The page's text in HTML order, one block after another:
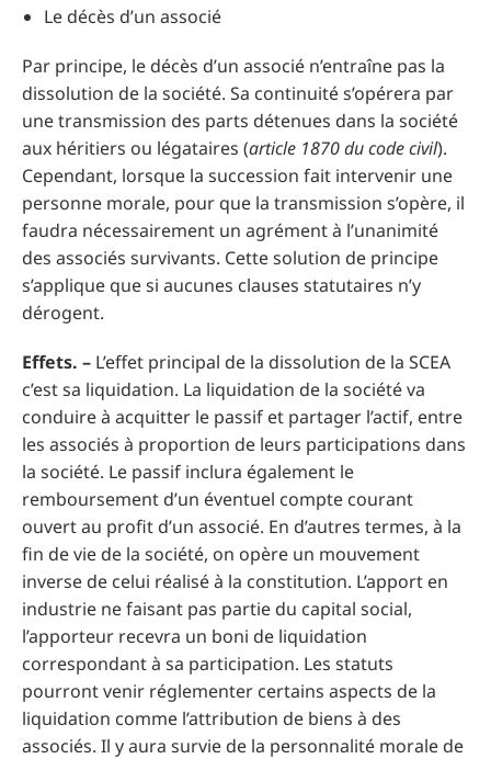
Le décès d’un associé
Par principe, le décès d’un associé n’entraîne pas la
dissolution de la société. Sa continuité s’opérera par
une transmission des parts détenues dans la société
aux héritiers ou légataires (article 1870 du code civil).
Cependant, lorsque la succession fait intervenir une
personne morale, pour que la transmission s’opère, il
faudra nécessairement un agrément à l’unanimité
des associés survivants. Cette solution de principe
s’applique que si aucunes clauses statutaires n’y
dérogent.
Effets. – L’effet principal de la dissolution de la SCEA
c’est sa liquidation. La liquidation de la société va
conduire à acquitter le passif et partager l’actif, entre
les associés à proportion de leurs participations dans
la société. Le passif inclura également le
remboursement d’un éventuel compte courant
ouvert au profit d’un associé. En d’autres termes, à la
fin de vie de la société, on opère un mouvement
inverse de celui réalisé à la constitution. L’apport en
industrie ne faisant pas partie du capital social,
l’apporteur recevra un boni de liquidation
correspondant à sa participation. Les statuts
pourront venir réglementer certains aspects de la
liquidation comme l’attribution de biens à des
associés. Il y aura survie de la personnalité morale de